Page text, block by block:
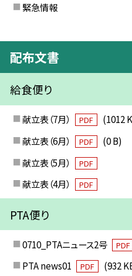
緊急情報
配布文書
給食便り
献立表（7月） PDF
(1012
献立表（6月）
PDF
(0 B)
献立表（5月）
PDF
献立表（4月） PDF
PTA便り
0710_PTAニュース2号 PDF
PTA news01
PDF (932